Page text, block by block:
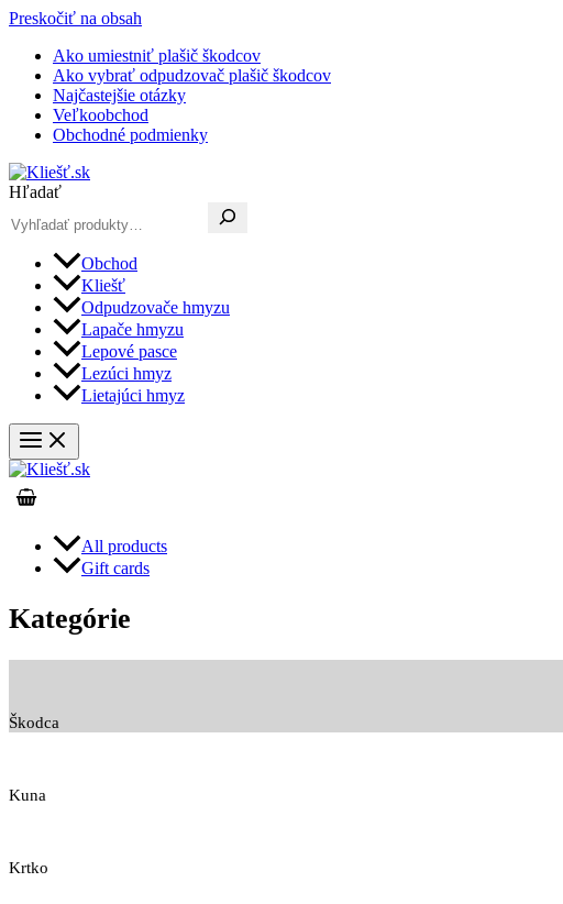
Preskočiť na obsah
Ako umiestniť plašič škodcov
Ako vybrať odpudzovač plašič škodcov
Najčastejšie otázky
Veľkoobchod
Obchodné podmienky
Hľadať
Obchod
Kliešť
Odpudzovače hmyzu
Lapače hmyzu
Lepové pasce
Lezúci hmyz
Lietajúci hmyz
All products
Gift cards
Kategórie
Škodca
Kuna
Krtko